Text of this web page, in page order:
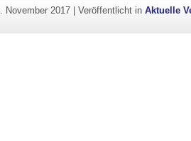
November 2017 |Veröffentlicht inAktuelle